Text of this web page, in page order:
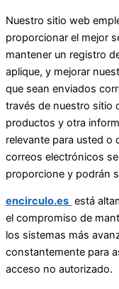
Nuestro sitio web
proporcionar el mejor
mantener un registro
aplique, y mejorar
que sean enviados
través de nuestro sitio
productos y otra
relevante para usted o
correos electrónicos
proporcione y podrán
encirculo.es está
el compromiso de
los sistemas más
constantemente para
acceso no autorizado.